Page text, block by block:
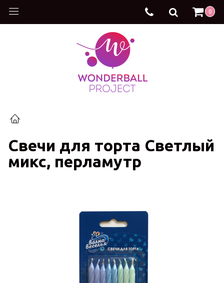
0
Свечи для торта Светлый
микс, перламутр